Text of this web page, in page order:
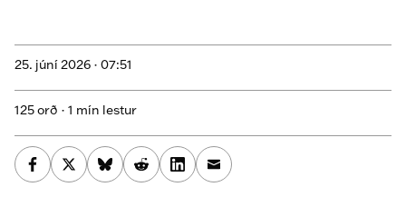
25. júní 2026 · 07:51
125 orð · 1 mín lestur